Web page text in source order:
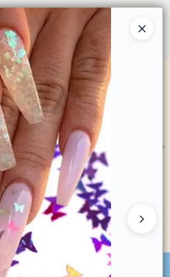
Ingresar a la Tienda
CONTACTO